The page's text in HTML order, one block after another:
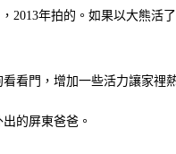
2013年拍的。如果以大熊活
看門，增加一些活力讓家𥚃
的屏東爸爸。